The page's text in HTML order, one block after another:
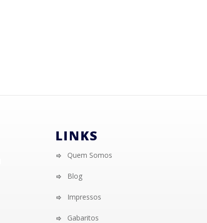
LINKS
Quem Somos
Blog
Impressos
Gabaritos